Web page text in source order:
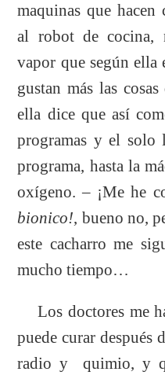
maquinas que
al robot de cocina,
vapor que según ella
gustan más las
ella dice que así
programas y el solo
programa, hasta la
oxígeno. – ¡Me he
bionico!, bueno no,
este cacharro me
mucho tiempo…
Los doctores me
puede curar después
radio y quimio, y